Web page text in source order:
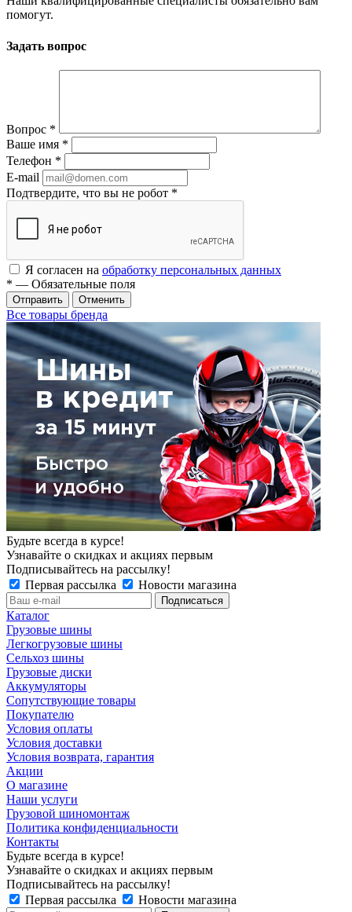
помогут.
Задать вопрос
Вопрос *
Ваше имя *
Телефон *
E-mail
Подтвердите, что вы не робот *
Я согласен на обработку персональных данных
* — Обязательные поля
Отменить
Все товары бренда
Будьте всегда в курсе!
Узнавайте о скидках и акциях первым
Подписывайтесь на рассылку!
Первая рассылка
Новости магазина
Каталог
Грузовые шины
Легкогрузовые шины
Сельхоз шины
Грузовые диски
Аккумуляторы
Сопутствующие товары
Покупателю
Условия оплаты
Условия доставки
Условия возврата, гарантия
Акции
О магазине
Наши услуги
Грузовой шиномонтаж
Политика конфиденциальности
Контакты
Будьте всегда в курсе!
Узнавайте о скидках и акциях первым
Подписывайтесь на рассылку!
Первая рассылка
Новости магазина